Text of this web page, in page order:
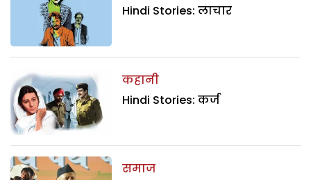
Hindi Stories: लाचार
कहानी
Hindi Stories: कर्ज
समाज